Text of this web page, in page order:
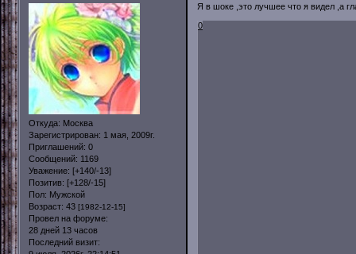
Откуда: Москва
Зарегистрирован: 1 мая, 2009г.
Приглашений: 0
Сообщений: 1169
Уважение: [+140/-13]
Позитив: [+128/-15]
Пол: Мужской
Возраст: 43 [1982-12-15]
Провел на форуме:
28 дней 13 часов
Последний визит:
Я в шоке ,это лучшее что я видел ,а
0